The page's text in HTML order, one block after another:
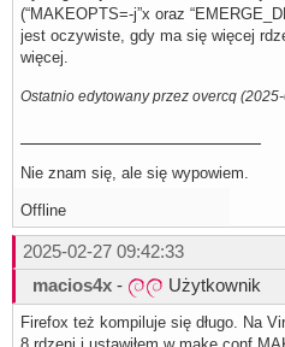
(“MAKEOPTS=-j”x oraz
jest oczywiste, gdy ma się więcej
więcej.
Ostatnio edytowany przez overcq
Nie znam się, ale się wypowiem.
Offline
2025-02-27 09:42:33
macios4x - Użytkownik
Firefox też kompiluje się długo. Na
8 rdzeni i ustawiłem w make.conf